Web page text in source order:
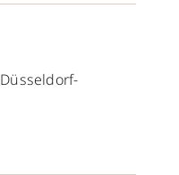
Düsseldorf-